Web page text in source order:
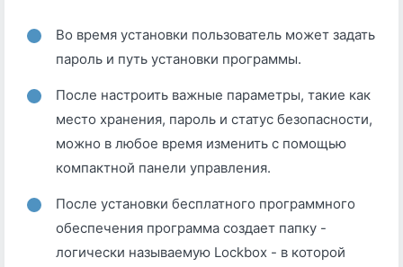
Во время установки пользователь может задать
пароль и путь установки программы.
После настроить важные параметры, такие как
место хранения, пароль и статус безопасности,
можно в любое время изменить с помощью
компактной панели управления.
После установки бесплатного программного
обеспечения программа создает папку -
логически называемую Lockbox - в которой